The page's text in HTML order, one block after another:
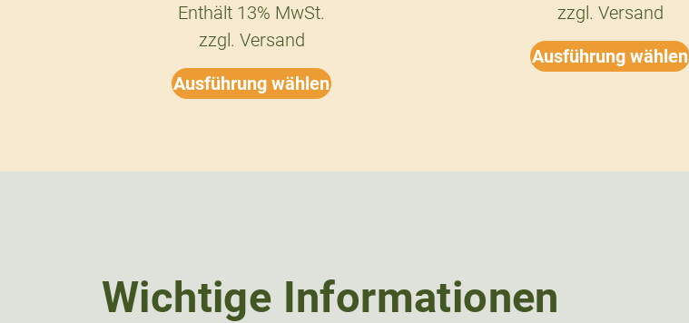
Enthält 13% MwSt.
zzgl. Versand
Ausführung wählen
zzgl. Versand
Ausführung wählen
Wichtige Informationen